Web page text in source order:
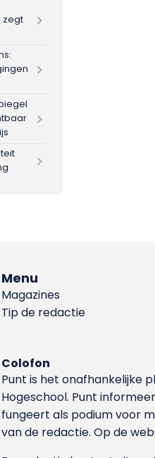
zegt
Menu
Magazines
Tip de redactie
Colofon
Punt is het onafhankelijke
Hoge­school. Punt
fungeert als podium voor
van de redactie. Op de